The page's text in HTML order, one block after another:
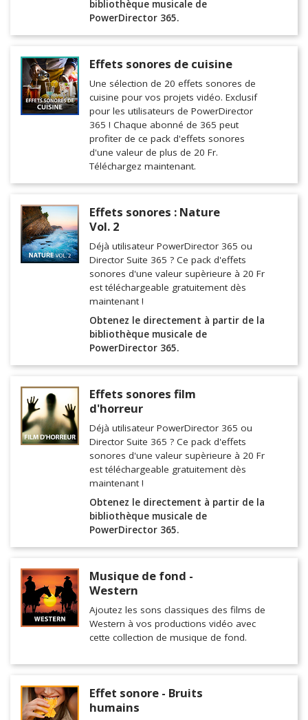
bibliothèque musicale de
PowerDirector 365.
Effets sonores de cuisine
Une sélection de 20 effets sonores de
cuisine pour vos projets vidéo. Exclusif
pour les utilisateurs de PowerDirector
365 ! Chaque abonné de 365 peut
profiter de ce pack d'effets sonores
d'une valeur de plus de 20 Fr.
Téléchargez maintenant.
Effets sonores : Nature
Vol. 2
Déjà utilisateur PowerDirector 365 ou
Director Suite 365 ? Ce pack d'effets
sonores d'une valeur supèrieure à 20 Fr
est téléchargeable gratuitement dès
maintenant !
Obtenez le directement à partir de la
bibliothèque musicale de
PowerDirector 365.
Effets sonores film
d'horreur
Déjà utilisateur PowerDirector 365 ou
Director Suite 365 ? Ce pack d'effets
sonores d'une valeur supèrieure à 20 Fr
est téléchargeable gratuitement dès
maintenant !
Obtenez le directement à partir de la
bibliothèque musicale de
PowerDirector 365.
Musique de fond -
Western
Ajoutez les sons classiques des films de
Western à vos productions vidéo avec
cette collection de musique de fond.
Effet sonore - Bruits
humains